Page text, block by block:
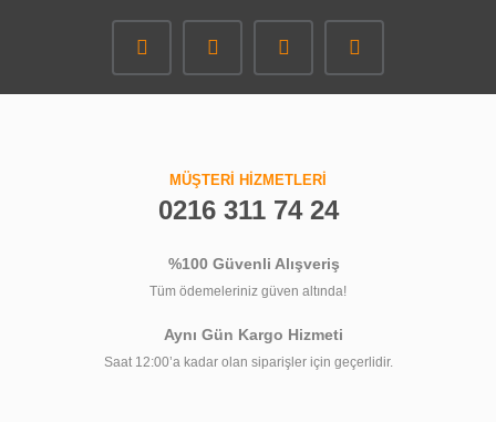
MÜŞTERİ HİZMETLERİ
0216 311 74 24
%100 Güvenli Alışveriş
Tüm ödemeleriniz güven altında!
Aynı Gün Kargo Hizmeti
Saat 12:00’a kadar olan siparişler için geçerlidir.